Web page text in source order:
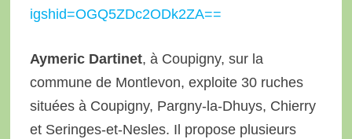
igshid=OGQ5ZDc2ODk2ZA==
Aymeric Dartinet, à Coupigny, sur la
commune de Montlevon, exploite 30 ruches
situées à Coupigny, Pargny-la-Dhuys, Chierry
et Seringes-et-Nesles. Il propose plusieurs